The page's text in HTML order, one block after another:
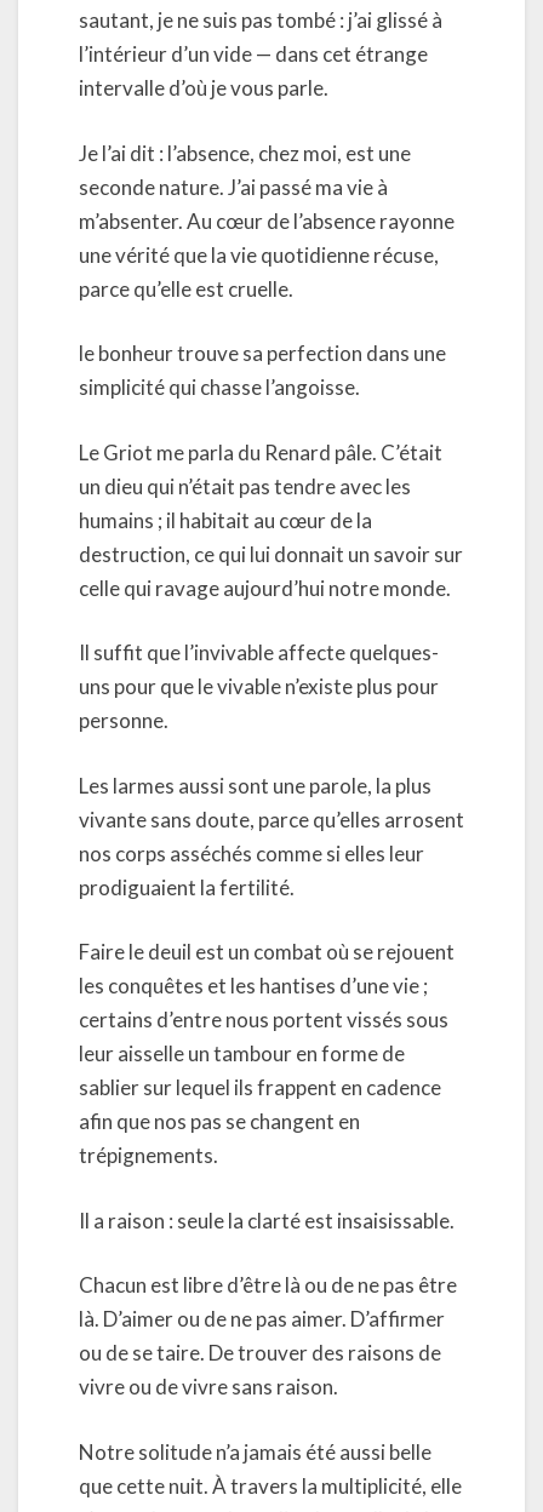
sautant, je ne suis pas tombé : j’ai glissé à
l’intérieur d’un vide — dans cet étrange
intervalle d’où je vous parle.
Je l’ai dit : l’absence, chez moi, est une
seconde nature. J’ai passé ma vie à
m’absenter. Au cœur de l’absence rayonne
une vérité que la vie quotidienne récuse,
parce qu’elle est cruelle.
le bonheur trouve sa perfection dans une
simplicité qui chasse l’angoisse.
Le Griot me parla du Renard pâle. C’était
un dieu qui n’était pas tendre avec les
humains ; il habitait au cœur de la
destruction, ce qui lui donnait un savoir sur
celle qui ravage aujourd’hui notre monde.
Il suffit que l’invivable affecte quelques-
uns pour que le vivable n’existe plus pour
personne.
Les larmes aussi sont une parole, la plus
vivante sans doute, parce qu’elles arrosent
nos corps asséchés comme si elles leur
prodiguaient la fertilité.
Faire le deuil est un combat où se rejouent
les conquêtes et les hantises d’une vie ;
certains d’entre nous portent vissés sous
leur aisselle un tambour en forme de
sablier sur lequel ils frappent en cadence
afin que nos pas se changent en
trépignements.
Il a raison : seule la clarté est insaisissable.
Chacun est libre d’être là ou de ne pas être
là. D’aimer ou de ne pas aimer. D’affirmer
ou de se taire. De trouver des raisons de
vivre ou de vivre sans raison.
Notre solitude n’a jamais été aussi belle
que cette nuit. À travers la multiplicité, elle